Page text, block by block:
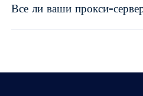
Все ли ваши прокси-